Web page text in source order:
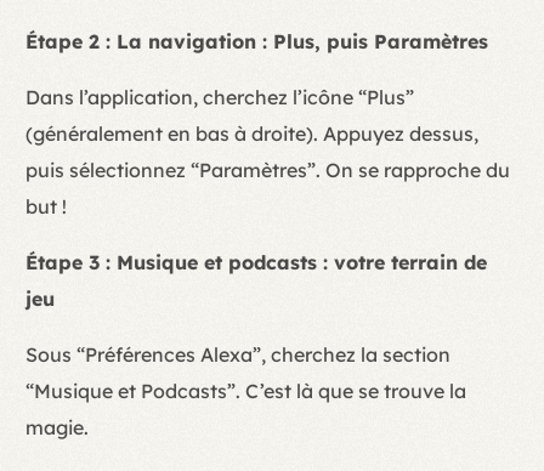
Étape 2 : La navigation : Plus, puis Paramètres
Dans l’application, cherchez l’icône “Plus”
(généralement en bas à droite). Appuyez dessus,
puis sélectionnez “Paramètres”. On se rapproche du
but !
Étape 3 : Musique et podcasts : votre terrain de
jeu
Sous “Préférences Alexa”, cherchez la section
“Musique et Podcasts”. C’est là que se trouve la
magie.